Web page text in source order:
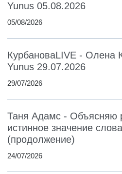
Yunus 05.08.2026
05/08/2026
КурбановаLIVE - Олена
Yunus 29.07.2026
29/07/2026
Таня Адамс - Объясняю
истинное значение
(продолжение)
24/07/2026